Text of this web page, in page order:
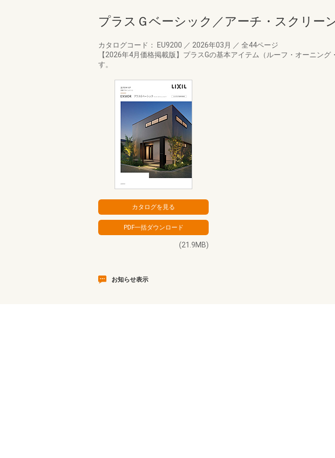
プラスＧベーシック／アーチ・スクリー
カタログコード： EU9200 ／ 2026年03月 ／ 全44ページ
【2026年4月価格掲載版】プラスGの基本アイテム（ルーフ・オーニン
す。
(21.9MB)
お知らせ表示